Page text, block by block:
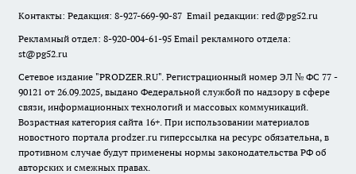
Контакты: Редакция: 8-927-669-90-87 Email редакции: red@pg52.ru
Рекламный отдел: 8-920-004-61-95 Email рекламного отдела:
st@pg52.ru
Сетевое издание "PRODZER.RU". Регистрационный номер ЭЛ № ФС 77 -
90121 от 26.09.2025, выдано Федеральной службой по надзору в сфере
связи, информационных технологий и массовых коммуникаций.
Возрастная категория сайта 16+. При использовании материалов
новостного портала prodzer.ru гиперссылка на ресурс обязательна, в
противном случае будут применены нормы законодательства РФ об
авторских и смежных правах.